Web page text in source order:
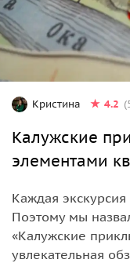
Кристина 4.2
Калужские
элементами
Каждая
Поэтому мы
«Калужские
увлекательная